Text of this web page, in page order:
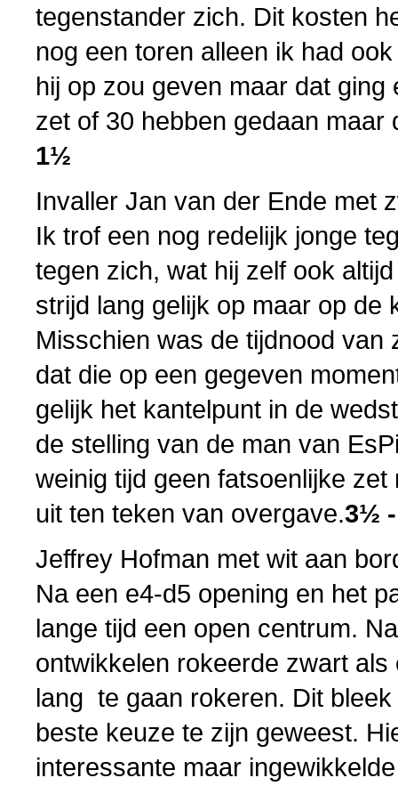
tegenstander zich. Dit kosten
nog een toren alleen ik had
hij op zou geven maar dat
zet of 30 hebben gedaan
1½
Invaller Jan van der Ende met
Ik trof een nog redelijk jonge
tegen zich, wat hij zelf ook
strijd lang gelijk op maar op de
Misschien was de tijdnood
dat die op een gegeven
gelijk het kantelpunt in de
de stelling van de man van
weinig tijd geen fatsoenlijke
uit ten teken van overgave.3½
Jeffrey Hofman met wit aan
Na een e4-d5 opening en het
lange tijd een open centrum.
ontwikkelen rokeerde zwart
lang te gaan rokeren. Dit
beste keuze te zijn geweest.
interessante maar